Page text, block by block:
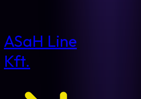
ASaH Line
Kft.